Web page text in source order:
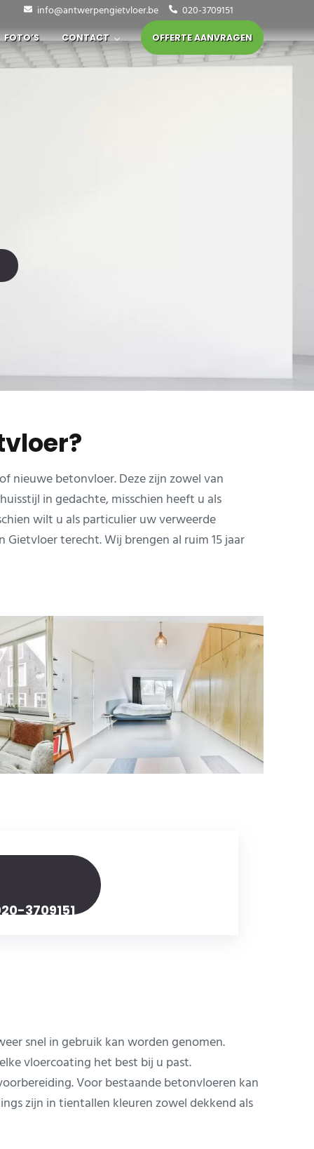
info@antwerpengietvloer.be 020-3709151
specialist van
FOTO’S CONTACT OFFERTE AANVRAGEN
nieuwe betonvloer. Deze zijn zowel van
in gedachte, misschien heeft u als
wilt u als particulier uw verweerde
terecht. Wij brengen al ruim 15 jaar
3709151
snel in gebruik kan worden genomen.
vloercoating het best bij u past.
Voor bestaande betonvloeren kan
zijn in tientallen kleuren zowel dekkend als